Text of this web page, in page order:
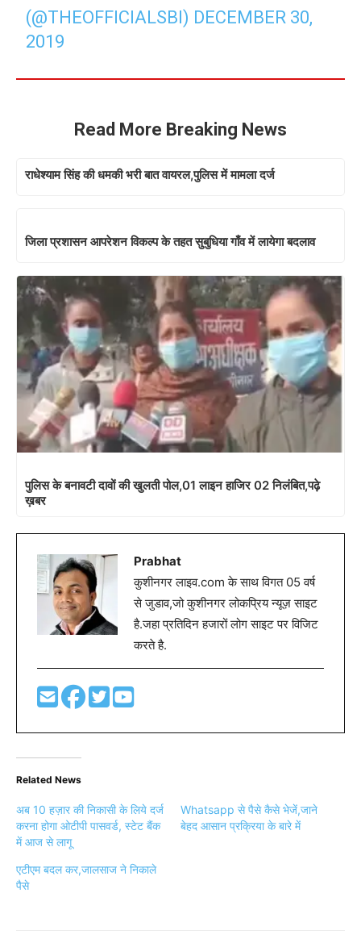
(@THEOFFICIALSBI) DECEMBER 30,
2019
Read More Breaking News
राधेश्याम सिंह की धमकी भरी बात वायरल,पुलिस में मामला दर्ज
जिला प्रशासन आपरेशन विकल्प के तहत सुबुधिया गाँव में लायेगा बदलाव
पुलिस के बनावटी दावों की खुलती पोल,01 लाइन हाजिर 02 निलंबित,पढ़े
ख़बर
Prabhat
कुशीनगर लाइव.com के साथ विगत 05 वर्ष
से जुडाव,जो कुशीनगर लोकप्रिय न्यूज़ साइट
है.जहा प्रतिदिन हजारों लोग साइट पर विजिट
करते है.
Related News
अब 10 हज़ार की निकासी के लिये दर्ज
करना होगा ओटीपी पासवर्ड, स्टेट बैंक
में आज से लागू
Whatsapp से पैसे कैसे भेजें,जाने
बेहद आसान प्रक्रिया के बारे में
एटीएम बदल कर,जालसाज ने निकाले
पैसे